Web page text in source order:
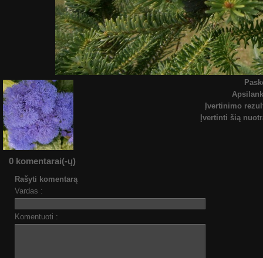
Įvertinimo
Įvertinti šią
0 komentarai(-ų)
Rašyti komentarą
Vardas :
Komentuoti :